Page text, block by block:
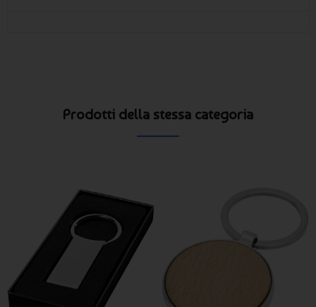
Prodotti della stessa categoria